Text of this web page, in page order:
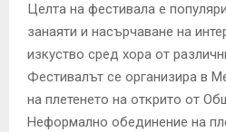
Целта на фестивала е
занаяти и насърчаване на
изкуство сред хора от
Фестивалът се организира в
на плетенето на открито от
Неформално обединение на